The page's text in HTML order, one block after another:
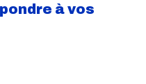
à vos